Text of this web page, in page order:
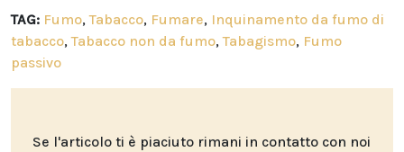
TAG: Fumo,Tabacco, Fumare, Inquinamento da fumo di
tabacco,Tabacco non da fumo,Tabagismo, Fumo
passivo
Se l'articolo ti è piaciuto rimani in contatto con noi